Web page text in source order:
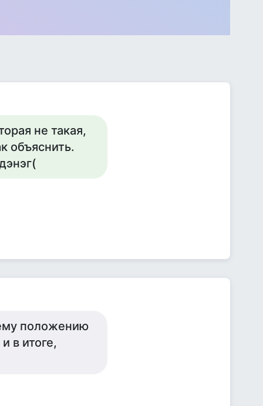
не такая,
объяснить.
положению
в итоге,